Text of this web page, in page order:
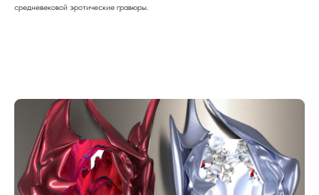
средневековой эротические гравюры.